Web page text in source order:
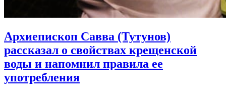
Архиепископ Савва (Тутунов)
рассказал о свойствах крещенской
воды и напомнил правила ее
употребления